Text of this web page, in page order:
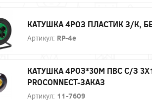
КАТУШКА 4РОЗ ПЛАСТИК З/К,
Артикул: RP-4e
КАТУШКА 4РОЗ*30М ПВС С/З
PROCONNECT-ЗАКАЗ
Артикул: 11-7609